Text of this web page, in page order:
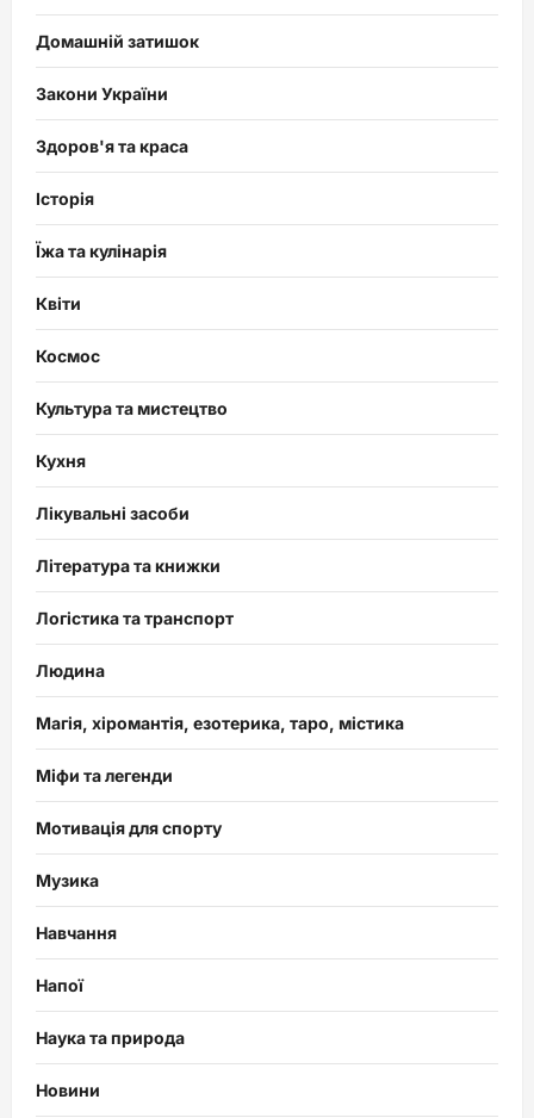
Домашній затишок
Закони України
Здоров'я та краса
Історія
Їжа та кулінарія
Квіти
Космос
Культура та мистецтво
Кухня
Лікувальні засоби
Література та книжки
Логістика та транспорт
Людина
Магія, хіромантія, езотерика, таро, містика
Міфи та легенди
Мотивація для спорту
Музика
Навчання
Напої
Наука та природа
Новини